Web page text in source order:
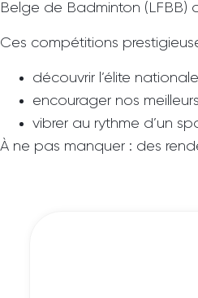
Belge de Badminton (LFBB)
Ces compétitions
découvrir l’élite
encourager nos
vibrer au rythme d’un
À ne pas manquer : des